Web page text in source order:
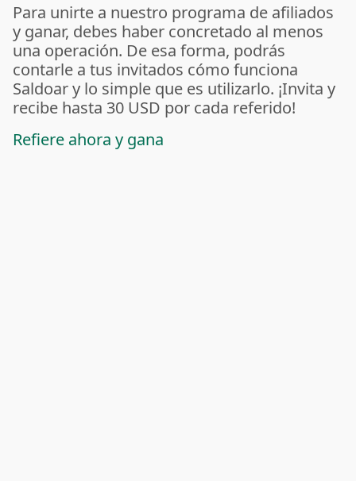
Para unirte a nuestro programa de afiliados
y ganar, debes haber concretado al menos
una operación. De esa forma, podrás
contarle a tus invitados cómo funciona
Saldoar y lo simple que es utilizarlo. ¡Invita y
recibe hasta 30 USD por cada referido!
Refiere ahora y gana